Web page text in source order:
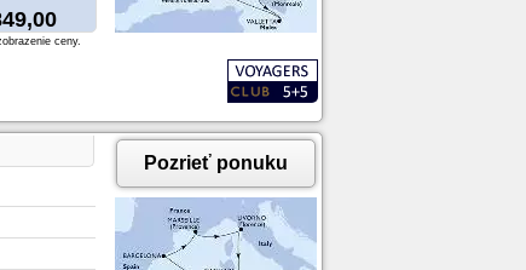
ceny.
Pozrieť ponuku